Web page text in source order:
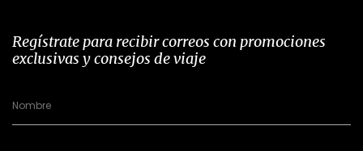
Regístrate para recibir correos con promociones
exclusivas y consejos de viaje